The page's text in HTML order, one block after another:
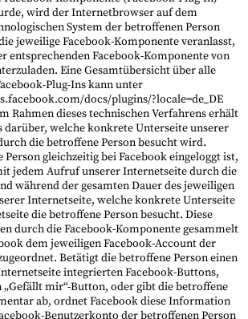
wird der Internetbrowser auf dem
System der betroffenen Person
jeweilige Facebook-Komponente veranlasst,
entsprechenden Facebook-Komponente von
Eine Gesamtübersicht über alle
Plug-Ins kann unter
docs/plugins/?locale=de_DE
Rahmen dieses technischen Verfahrens erhält
darüber, welche konkrete Unterseite unserer
die betroffene Person besucht wird.
gleichzeitig bei Facebook eingeloggt ist,
jedem Aufruf unserer Internetseite durch die
während der gesamten Dauer des jeweiligen
Internetseite, welche konkrete Unterseite
die betroffene Person besucht. Diese
durch die Facebook-Komponente gesammelt
dem jeweiligen Facebook-Account der
Betätigt die betroffene Person einen
integrierten Facebook-Buttons,
„Gefällt mir“-Button, oder gibt die betroffene
ab, ordnet Facebook diese Information